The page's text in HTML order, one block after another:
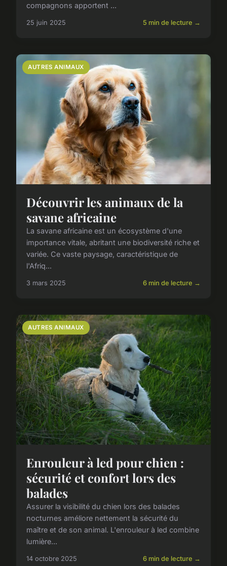
compagnons apportent ...
25 juin 2025 5 min de lecture →
AUTRES ANIMAUX
Découvrir les animaux de la
savane africaine
La savane africaine est un écosystème d'une
importance vitale, abritant une biodiversité riche et
variée. Ce vaste paysage, caractéristique de
l'Afriq...
3 mars 2025 6 min de lecture →
AUTRES ANIMAUX
Enrouleur à led pour chien :
sécurité et confort lors des
balades
Assurer la visibilité du chien lors des balades
nocturnes améliore nettement la sécurité du
maître et de son animal. L'enrouleur à led combine
lumière...
14 octobre 2025 6 min de lecture →